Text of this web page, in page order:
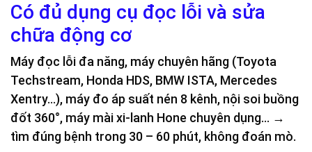
Có đủ dụng cụ đọc lỗi và sửa
chữa động cơ
Máy đọc lỗi đa năng, máy chuyên hãng (Toyota
Techstream, Honda HDS, BMW ISTA, Mercedes
Xentry…), máy đo áp suất nén 8 kênh, nội soi buồng
đốt 360°, máy mài xi-lanh Hone chuyên dụng… →
tìm đúng bệnh trong 30 – 60 phút, không đoán mò.